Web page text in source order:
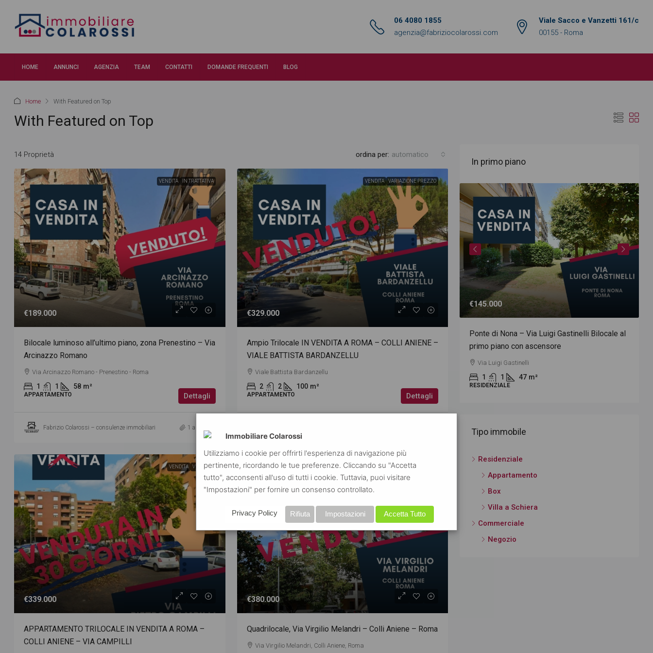
06 4080 1855
agenzia@fabriziocolarossi.com
Viale Sacco e Vanzetti 161/c
00155 - Roma
HOME ANNUNCI AGENZIA TEAM CONTATTI DOMANDE FREQUENTI BLOG
Home With Featured on Top
With Featured on Top
14 Proprietà ordina per: automatico
VENDITA IN TRATTATIVA
€189.000
Bilocale luminoso all’ultimo piano, zona Prenestino – Via
Arcinazzo Romano
Via Arcinazzo Romano - Prenestino - Roma
1 1 58 m²
APPARTAMENTO Dettagli
Fabrizio Colarossi – consulenze immobiliari 1 anno ago
VENDITA VARIAZIONE PREZZO
€329.000
Ampio Trilocale IN VENDITA A ROMA – COLLI ANIENE –
VIALE BATTISTA BARDANZELLU
Viale Battista Bardanzellu
2 2 100 m²
APPARTAMENTO Dettagli
VENDITA VENDUTO
€339.000
APPARTAMENTO TRILOCALE IN VENDITA A ROMA –
COLLI ANIENE – VIA CAMPILLI
VENDITA VENDUTO
€380.000
Quadrilocale, Via Virgilio Melandri – Colli Aniene – Roma
Via Virgilio Melandri, Colli Aniene, Roma
In primo piano
NEGOZIO
Superficie Via Galati Parco Tozzetti
BOX
€145.000
Ponte di Nona – Via Luigi Gastinelli Bilocale al
primo piano con ascensore
Via Luigi Gastinelli
1 1 47 m²
RESIDENZIALE
Tipo immobile
Residenziale
Appartamento
Box
Villa a Schiera
Commerciale
Negozio
Immobiliare Colarossi
Utilizziamo i cookie per offrirti l'esperienza di navigazione più
pertinente, ricordando le tue preferenze. Cliccando su "Accetta
tutto", acconsenti all'uso di tutti i cookie. Tuttavia, puoi visitare
"Impostazioni" per fornire un consenso controllato.
Accetta Tutto
Impostazioni
Rifiuta
Privacy Policy